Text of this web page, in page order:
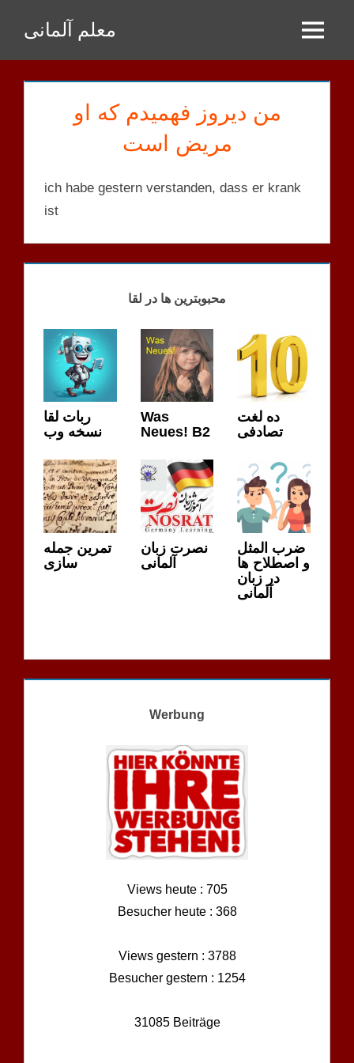
Inhalt
springen
معلم آلمانی Menu
من دیروز فهمیدم که او
مریض است
ich habe gestern verstanden, dass er krank
ist
MENSCHEN
S
محبوبترین ها در لقا
ربات لقا
نسخه وب
Was
Neues! B2
ده لغت
تصادفی
تمرین جمله
سازی
نصرت زبان
آلمانی
ضرب المثل
و اصطلاح ها
در زبان
آلمانی
Werbung
Views heute : 705
Besucher heute : 368
Views gestern : 3788
Besucher gestern : 1254
31085 Beiträge